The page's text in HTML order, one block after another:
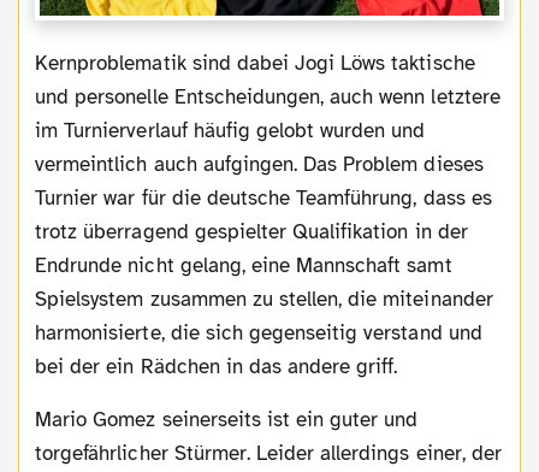
Kernproblematik sind dabei Jogi Löws taktische
und personelle Entscheidungen, auch wenn letztere
im Turnierverlauf häufig gelobt wurden und
vermeintlich auch aufgingen. Das Problem dieses
Turnier war für die deutsche Teamführung, dass es
trotz überragend gespielter Qualifikation in der
Endrunde nicht gelang, eine Mannschaft samt
Spielsystem zusammen zu stellen, die miteinander
harmonisierte, die sich gegenseitig verstand und
bei der ein Rädchen in das andere griff.
Mario Gomez seinerseits ist ein guter und
torgefährlicher Stürmer. Leider allerdings einer, der